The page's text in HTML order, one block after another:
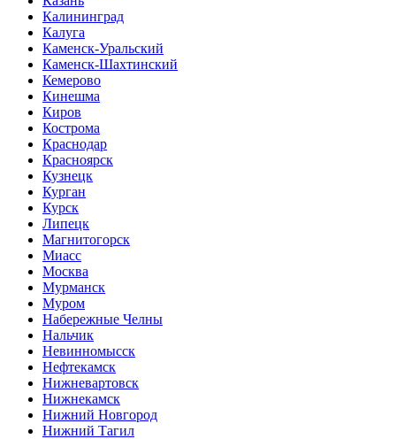
Калининград
Калуга
Каменск-Уральский
Каменск-Шахтинский
Кемерово
Кинешма
Киров
Кострома
Краснодар
Красноярск
Кузнецк
Курган
Курск
Липецк
Магнитогорск
Миасс
Москва
Мурманск
Муром
Набережные Челны
Нальчик
Невинномысск
Нефтекамск
Нижневартовск
Нижнекамск
Нижний Новгород
Нижний Тагил